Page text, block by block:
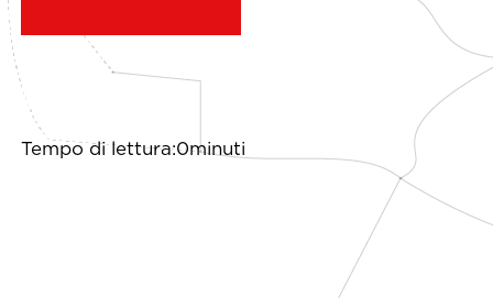
Tempo di lettura:0minuti